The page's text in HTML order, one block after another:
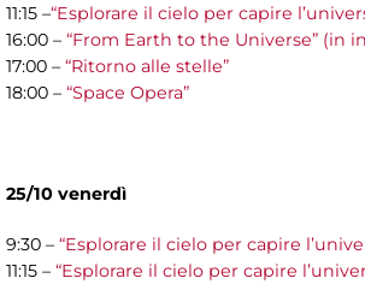
11:15 –“Esplorare il cielo per capire
16:00 – “From Earth to the Universe” (in
17:00 – “Ritorno alle stelle”
18:00 – “Space Opera”
25/10 venerdì
9:30 – “Esplorare il cielo per capire
11:15 – “Esplorare il cielo per capire